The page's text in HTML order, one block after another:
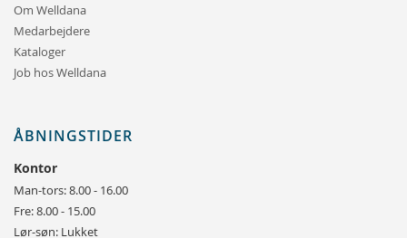
Om Welldana
Medarbejdere
Kataloger
Job hos Welldana
ÅBNINGSTIDER
Kontor
Man-tors: 8.00 - 16.00
Fre: 8.00 - 15.00
Lør-søn: Lukket